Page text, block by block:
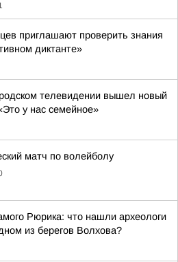
приглашают проверить знания
диктанте»
телевидении вышел новый
у нас семейное»
матч по волейболу
Рюрика: что нашли археологи
из берегов Волхова?